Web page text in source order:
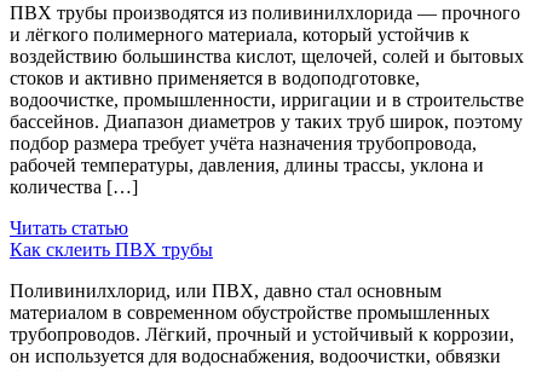
ПВХ трубы производятся из поливинилхлорида — прочного
и лёгкого полимерного материала, который устойчив к
воздействию большинства кислот, щелочей, солей и бытовых
стоков и активно применяется в водоподготовке,
водоочистке, промышленности, ирригации и в строительстве
бассейнов. Диапазон диаметров у таких труб широк, поэтому
подбор размера требует учёта назначения трубопровода,
рабочей температуры, давления, длины трассы, уклона и
количества […]
Читать статью
Как склеить ПВХ трубы
Поливинилхлорид, или ПВХ, давно стал основным
материалом в современном обустройстве промышленных
трубопроводов. Лёгкий, прочный и устойчивый к коррозии,
он используется для водоснабжения, водоочистки, обвязки